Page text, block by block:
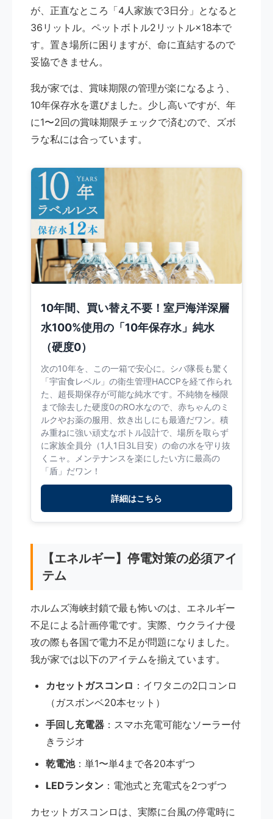
が、正直なところ「4人家族で3日分」となると
36リットル。ペットボトル2リットル×18本で
す。置き場所に困りますが、命に直結するので
妥協できません。
我が家では、賞味期限の管理が楽になるよう、
10年保存水を選びました。少し高いですが、年
に1〜2回の賞味期限チェックで済むので、ズボ
ラな私には合っています。
10年間、買い替え不要！室戸海洋深層
水100%使用の「10年保存水」純水
（硬度0）
次の10年を、この一箱で安心に。シバ隊長も驚く
「宇宙食レベル」の衛生管理HACCPを経て作られ
た、超長期保存が可能な純水です。不純物を極限
まで除去した硬度0のRO水なので、赤ちゃんのミ
ルクやお薬の服用、炊き出しにも最適だワン。積
み重ねに強い頑丈なボトル設計で、場所を取らず
に家族全員分（1人1日3L目安）の命の水を守り抜
くニャ。メンテナンスを楽にしたい方に最高の
「盾」だワン！
詳細はこちら
【エネルギー】停電対策の必須アイ
テム
ホルムズ海峡封鎖で最も怖いのは、エネルギー
不足による計画停電です。実際、ウクライナ侵
攻の際も各国で電力不足が問題になりました。
我が家では以下のアイテムを揃えています。
カセットガスコンロ ：イワタニの2口コンロ
（ガスボンベ20本セット）
手回し充電器 ：スマホ充電可能なソーラー付
きラジオ
乾電池：単1〜単4まで各20本ずつ
LEDランタン ：電池式と充電式を2つずつ
カセットガスコンロは、実際に台風の停電時に